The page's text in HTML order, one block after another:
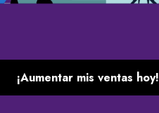
¡Aumentar mis ventas hoy!